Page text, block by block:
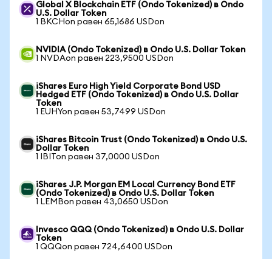
Global X Blockchain ETF (Ondo Tokenized) в Ondo
U.S. Dollar Token
1 BKCHon равен 65,1686 USDon
NVIDIA (Ondo Tokenized) в Ondo U.S. Dollar Token
1 NVDAon равен 223,9500 USDon
iShares Euro High Yield Corporate Bond USD
Hedged ETF (Ondo Tokenized) в Ondo U.S. Dollar
Token
1 EUHYon равен 53,7499 USDon
iShares Bitcoin Trust (Ondo Tokenized) в Ondo U.S.
Dollar Token
1 IBITon равен 37,0000 USDon
iShares J.P. Morgan EM Local Currency Bond ETF
(Ondo Tokenized) в Ondo U.S. Dollar Token
1 LEMBon равен 43,0650 USDon
Invesco QQQ (Ondo Tokenized) в Ondo U.S. Dollar
Token
1 QQQon равен 724,6400 USDon